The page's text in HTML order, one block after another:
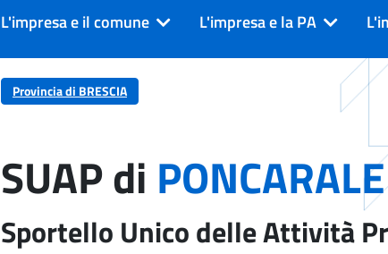
L'impresa e il comune L'impresa e la PA
Provincia di BRESCIA
SUAP di
Sportello Unico delle Attività